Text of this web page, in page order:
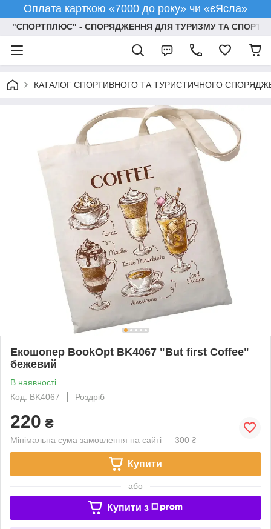
Оплата карткою «7000 до року» чи «єЯсла»
"СПОРТПЛЮС" - СПОРЯДЖЕННЯ ДЛЯ ТУРИЗМУ ТА СПОРТУ
КАТАЛОГ СПОРТИВНОГО ТА ТУРИСТИЧНОГО
Екошопер BookOpt BK4067 "But first Coffee"
бежевий
В наявності
Код: BK4067
Роздріб
220 ₴
Мінімальна сума замовлення на сайті — 300 ₴
Купити
або
Купити з